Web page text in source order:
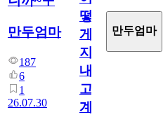
만두엄마
187
6
1
26.07.30
떻
게
지
내
고
계
만두엄마